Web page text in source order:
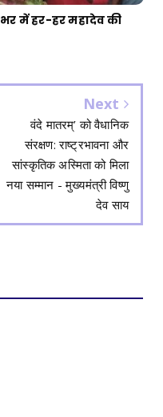
में हर-हर महादेव की
Next
वंदे मातरम्’ को वैधानिक
संरक्षण: राष्ट्रभावना और
सांस्कृतिक अस्मिता को मिला
नया सम्मान - मुख्यमंत्री विष्णु
देव साय